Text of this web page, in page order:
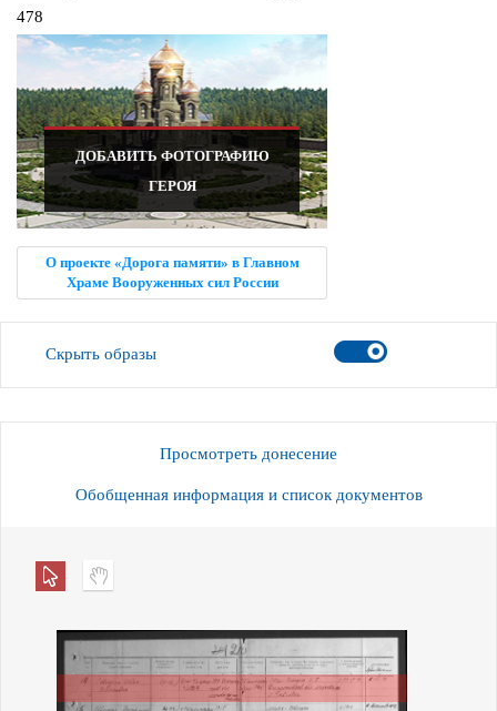
478
ДОБАВИТЬ ФОТОГРАФИЮ
ГЕРОЯ
О проекте «Дорога памяти» в Главном
Храме Вооруженных сил России
Скрыть образы
Просмотреть донесение
Обобщенная информация и список документов